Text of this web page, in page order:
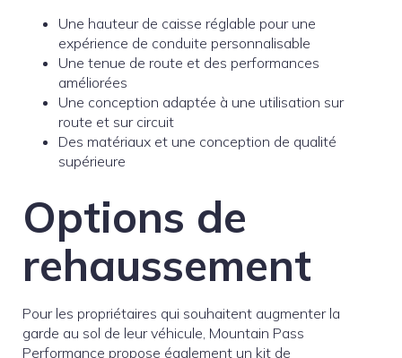
Une hauteur de caisse réglable pour une
expérience de conduite personnalisable
Une tenue de route et des performances
améliorées
Une conception adaptée à une utilisation sur
route et sur circuit
Des matériaux et une conception de qualité
supérieure
Options de
rehaussement
Pour les propriétaires qui souhaitent augmenter la
garde au sol de leur véhicule, Mountain Pass
Performance propose également un kit de